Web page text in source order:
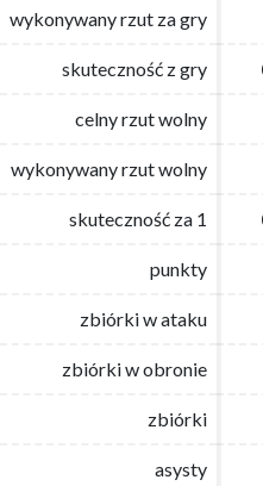
wykonywany rzut za gry
skuteczność z gry
celny rzut wolny
wykonywany rzut wolny
skuteczność za 1
punkty
zbiórki w ataku
zbiórki w obronie
zbiórki
asysty
wykonywany rzut za gry
skuteczność z gry
celny rzut wolny
wykonywany rzut wolny
skuteczność za 1
punkty
zbiórki w ataku
zbiórki w obronie
zbiórki
asysty